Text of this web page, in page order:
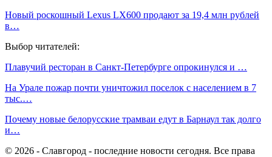
Новый роскошный Lexus LX600 продают за 19,4 млн рублей
в…
Выбор читателей:
Плавучий ресторан в Санкт-Петербурге опрокинулся и …
На Урале пожар почти уничтожил поселок с населением в 7
тыс.…
Почему новые белорусские трамваи едут в Барнаул так долго
и…
© 2026 - Славгород - последние новости сегодня. Все права